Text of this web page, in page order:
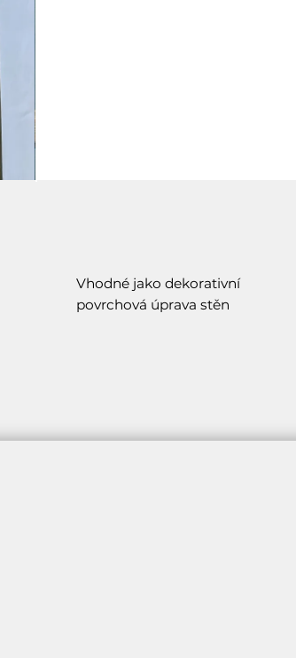
Vhodné jako dekorativní
povrchová úprava stěn